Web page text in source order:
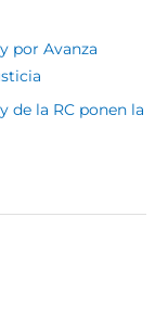
por Avanza
la RC ponen la